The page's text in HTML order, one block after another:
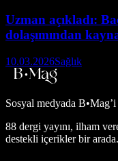
Uzman açıkladı:
dolaşımından
10.03.2026Sağlık
Sosyal medyada
88 dergi yayını, ilham
destekli içerikler bir